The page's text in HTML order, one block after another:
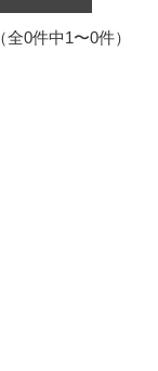
全0件中1〜0件）